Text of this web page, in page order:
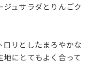
ジュサラダとりんごク
リとしたまろやかな
にとてもよく合って